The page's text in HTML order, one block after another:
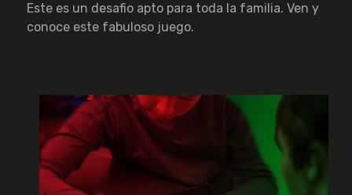
Este es un desafio apto para toda la familia. Ven y
conoce este fabuloso juego.